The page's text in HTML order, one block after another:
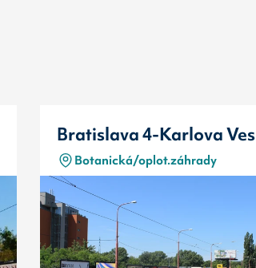
Bratislava 4-Karlova Ves
Botanická/oplot.záhrady